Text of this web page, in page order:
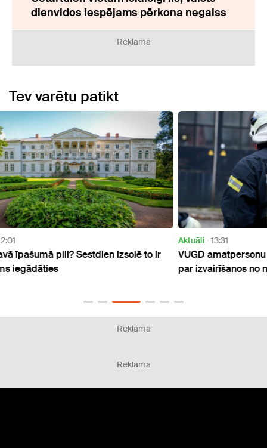
dienvidos iespējams pērkona negaiss
Reklāma
Tev varētu patikt
ir
VUGD amatpersonu lūdz saukt pie atbildības
par izvairīšanos no nodokļu nomaksas
Reklāma
Reklāma